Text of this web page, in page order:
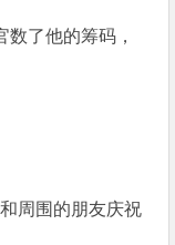
数了他的筹码，
周围的朋友庆祝